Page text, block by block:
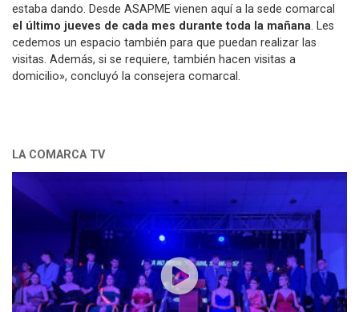
estaba dando. Desde ASAPME vienen aquí a la sede comarcal
el último jueves de cada mes durante toda la mañana. Les
cedemos un espacio también para que puedan realizar las
visitas. Además, si se requiere, también hacen visitas a
domicilio», concluyó la consejera comarcal.
LA COMARCA TV